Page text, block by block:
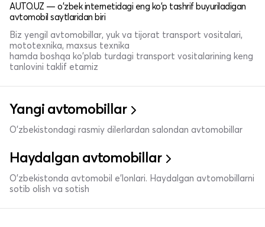
AUTO.UZ — o'zbek internetidagi eng ko'p tashrif buyuriladigan
avtomobil saytlaridan biri
Biz yengil avtomobillar, yuk va tijorat transport vositalari,
mototexnika, maxsus texnika
hamda boshqa ko'plab turdagi transport vositalarining keng
tanlovini taklif etamiz
Yangi avtomobillar
O'zbekistondagi rasmiy dilerlardan salondan avtomobillar
Haydalgan avtomobillar
O'zbekistonda avtomobil e’lonlari. Haydalgan avtomobillarni
sotib olish va sotish